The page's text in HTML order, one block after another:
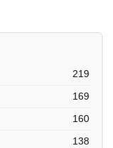
219
169
160
138